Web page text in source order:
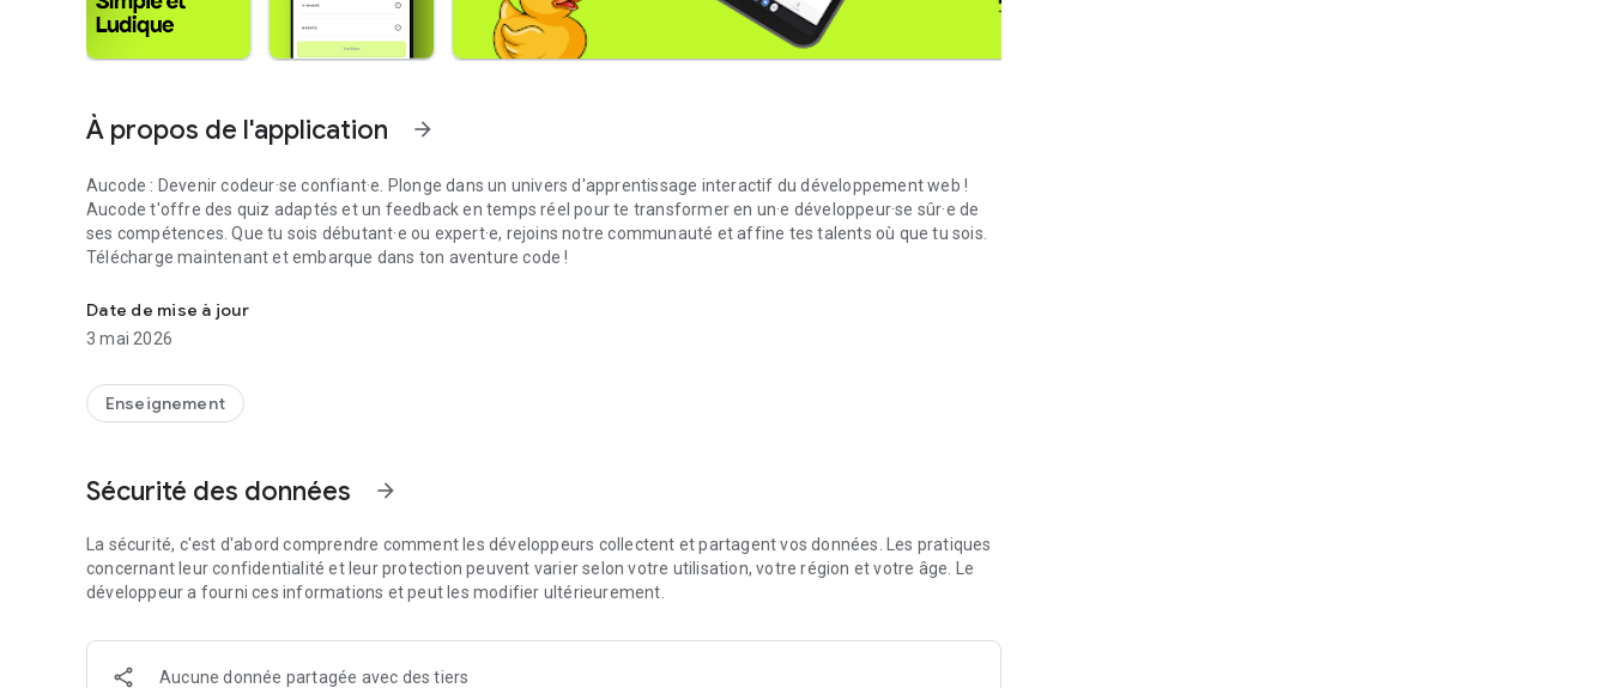
À propos de l'application arrow_forward
Aucode : Devenir codeur·se confiant·e. Plonge dans un univers d'apprentissage interactif du développement web !
Aucode t'offre des quiz adaptés et un feedback en temps réel pour te transformer en un·e développeur·se sûr·e de
ses compétences. Que tu sois débutant·e ou expert·e, rejoins notre communauté et affine tes talents où que tu sois.
Télécharge maintenant et embarque dans ton aventure code !
Date de mise à jour
3 mai 2026
Enseignement
Sécurité des données arrow_forward
La sécurité, c'est d'abord comprendre comment les développeurs collectent et partagent vos données. Les pratiques
concernant leur confidentialité et leur protection peuvent varier selon votre utilisation, votre région et votre âge. Le
développeur a fourni ces informations et peut les modifier ultérieurement.
Aucune donnée partagée avec des tiers